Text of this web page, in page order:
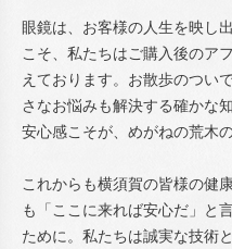
眼鏡は、お客様の人生を映し
こそ、私たちはご購入後のア
えております。お散歩のつい
さなお悩みも解決する確かな
安心感こそが、めがねの荒木
これからも横須賀の皆様の健
も「ここに来れば安心だ」と
ために。私たちは誠実な技術